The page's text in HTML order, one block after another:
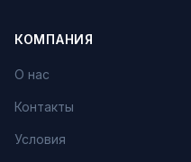
КОМПАНИЯ
О нас
Контакты
Условия